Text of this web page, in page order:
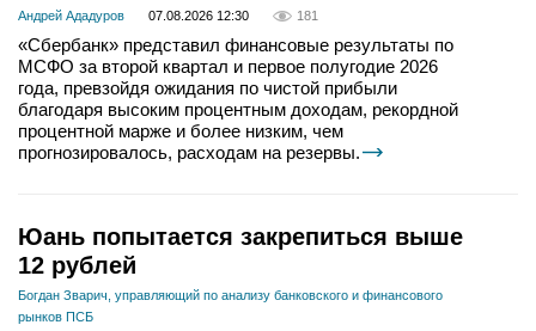
Андрей Ададуров 07.08.2026 12:30 181
«Сбербанк» представил финансовые результаты по
МСФО за второй квартал и первое полугодие 2026
года, превзойдя ожидания по чистой прибыли
благодаря высоким процентным доходам, рекордной
процентной марже и более низким, чем
прогнозировалось, расходам на резервы.
Юань попытается закрепиться выше
12 рублей
Богдан Зварич, управляющий по анализу банковского и финансового
рынков ПСБ